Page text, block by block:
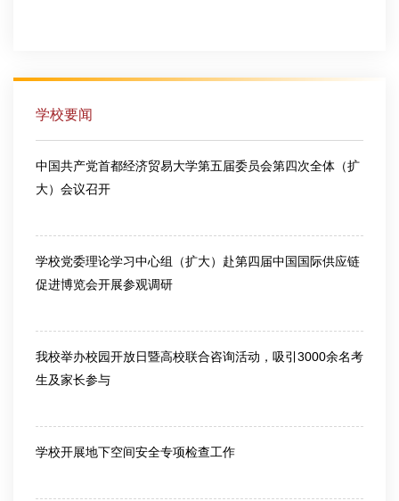
学校要闻
中国共产党首都经济贸易大学第五届委员会第四次全体（扩
大）会议召开
学校党委理论学习中心组（扩大）赴第四届中国国际供应链
促进博览会开展参观调研
我校举办校园开放日暨高校联合咨询活动，吸引3000余名考
生及家长参与
学校开展地下空间安全专项检查工作